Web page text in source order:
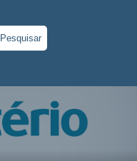
Pesquisar